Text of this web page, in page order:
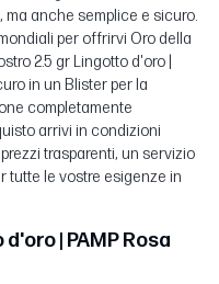
ma anche semplice e sicuro.
per offrirvi Oro della
2.5 gr Lingotto d'oro |
in un Blister per la
completamente
arrivi in condizioni
trasparenti, un servizio
tutte le vostre esigenze in
| PAMP Rosa